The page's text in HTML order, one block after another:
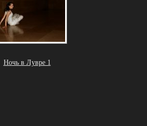
Ночь в Лувре 1